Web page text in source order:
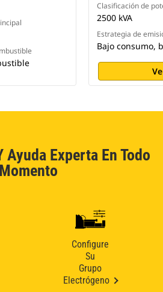
Clasificación de
2500 kVA
Estrategia de
Bajo consumo,
Ayuda Experta En Todo
Momento
Configure
Su
Grupo
Electrógeno